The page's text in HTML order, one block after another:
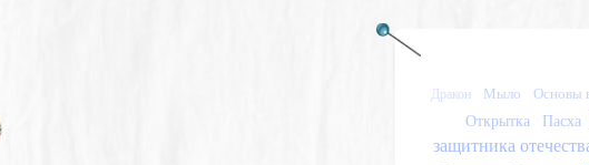
Дракон Мыло Основы
Открытка Пасха
защитника